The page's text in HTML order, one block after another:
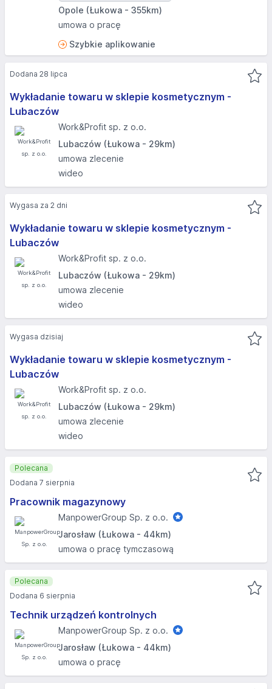
Opole (Łukowa - 355km)
umowa o pracę
Szybkie aplikowanie
Wykładanie towaru w sklepie kosmetycznym -
Lubaczów
Work&Profit sp. z o.o.
Lubaczów (Łukowa - 29km)
umowa zlecenie
wideo
Dodana 28 lipca
Wykładanie towaru w sklepie kosmetycznym -
Lubaczów
Work&Profit sp. z o.o.
Lubaczów (Łukowa - 29km)
umowa zlecenie
wideo
Wygasa za 2 dni
Wykładanie towaru w sklepie kosmetycznym -
Lubaczów
Work&Profit sp. z o.o.
Lubaczów (Łukowa - 29km)
umowa zlecenie
wideo
Wygasa dzisiaj
Pracownik magazynowy
ManpowerGroup Sp. z o.o.
Jarosław (Łukowa - 44km)
umowa o pracę tymczasową
Polecana
Dodana 7 sierpnia
Technik urządzeń kontrolnych
ManpowerGroup Sp. z o.o.
Jarosław (Łukowa - 44km)
umowa o pracę
Polecana
Dodana 6 sierpnia